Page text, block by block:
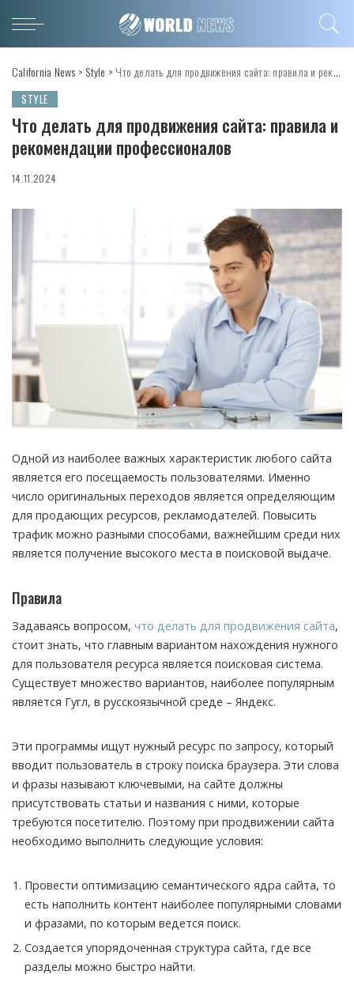
California News > Style > Что делать для продвижения сайта: правила и рекомендации профессионалов
STYLE
Что делать для продвижения сайта: правила и
рекомендации профессионалов
14.11.2024
Одной из наиболее важных характеристик любого сайта
является его посещаемость пользователями. Именно
число оригинальных переходов является определяющим
для продающих ресурсов, рекламодателей. Повысить
трафик можно разными способами, важнейшим среди них
является получение высокого места в поисковой выдаче.
Правила
Задаваясь вопросом, что делать для продвижения сайта,
стоит знать, что главным вариантом нахождения нужного
для пользователя ресурса является поисковая система.
Существует множество вариантов, наиболее популярным
является Гугл, в русскоязычной среде – Яндекс.
Эти программы ищут нужный ресурс по запросу, который
вводит пользователь в строку поиска браузера. Эти слова
и фразы называют ключевыми, на сайте должны
присутствовать статьи и названия с ними, которые
требуются посетителю. Поэтому при продвижении сайта
необходимо выполнить следующие условия:
Провести оптимизацию семантического ядра сайта, то
есть наполнить контент наиболее популярными словами
и фразами, по которым ведется поиск.
Создается упорядоченная структура сайта, где все
разделы можно быстро найти.